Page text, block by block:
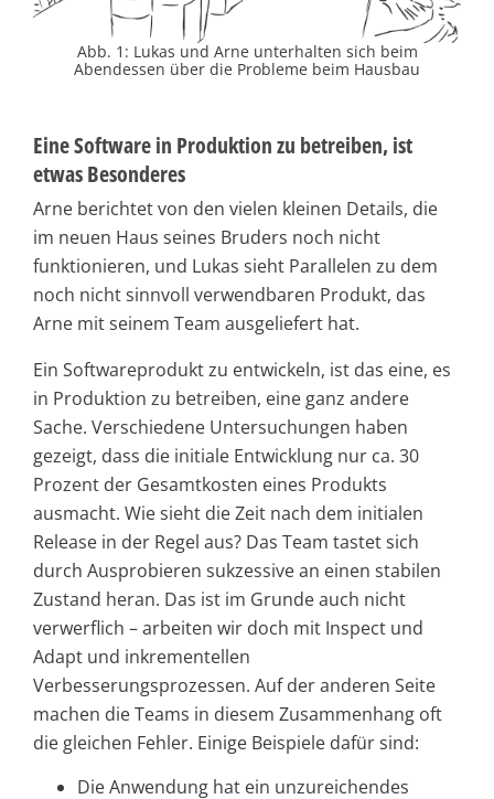
Abb. 1: Lukas und Arne unterhalten sich beim
Abendessen über die Probleme beim Hausbau
Eine Software in Produktion zu betreiben, ist
etwas Besonderes
Arne berichtet von den vielen kleinen Details, die
im neuen Haus seines Bruders noch nicht
funktionieren, und Lukas sieht Parallelen zu dem
noch nicht sinnvoll verwendbaren Produkt, das
Arne mit seinem Team ausgeliefert hat.
Ein Softwareprodukt zu entwickeln, ist das eine, es
in Produktion zu betreiben, eine ganz andere
Sache. Verschiedene Untersuchungen haben
gezeigt, dass die initiale Entwicklung nur ca. 30
Prozent der Gesamtkosten eines Produkts
ausmacht. Wie sieht die Zeit nach dem initialen
Release in der Regel aus? Das Team tastet sich
durch Ausprobieren sukzessive an einen stabilen
Zustand heran. Das ist im Grunde auch nicht
verwerflich – arbeiten wir doch mit Inspect und
Adapt und inkrementellen
Verbesserungsprozessen. Auf der anderen Seite
machen die Teams in diesem Zusammenhang oft
die gleichen Fehler. Einige Beispiele dafür sind:
Die Anwendung hat ein unzureichendes